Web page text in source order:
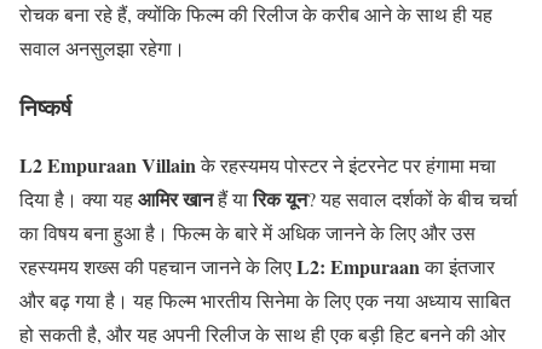
— Prithviraj Sukumaran (@PrithviOfficial)March 24, 2025
रोचक बना रहे हैं, क्योंकि फिल्म की रिलीज के करीब आने के साथ ही यह
सवाल अनसुलझा रहेगा।
निष्कर्ष
L2 Empuraan Villainके रहस्यमय पोस्टर ने इंटरनेट पर हंगामा मचा
दिया है। क्या यहआमिर खानहैं यारिक यून? यह सवाल दर्शकों के बीच चर्चा
का विषय बना हुआ है। फिल्म के बारे में अधिक जानने के लिए और उस
रहस्यमय शख्स की पहचान जानने के लिएL2: Empuraanका इंतजार
और बढ़ गया है। यह फिल्म भारतीय सिनेमा के लिए एक नया अध्याय साबित
हो सकती है, और यह अपनी रिलीज के साथ ही एक बड़ी हिट बनने की ओर